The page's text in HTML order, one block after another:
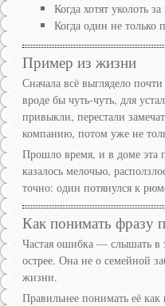
Когда хотят уколоть
Когда один не только
Пример из жизни
Сначала всё выглядело
вроде бы чуть-чуть, для
привыкли, перестали
компанию, потом уже не
Прошло время, и в доме эта
казалось мелочью,
точно: один потянулся к
Как понимать фразу
Частая ошибка — слышать в
острее. Она не о семейной
жизни.
Правильнее понимать её